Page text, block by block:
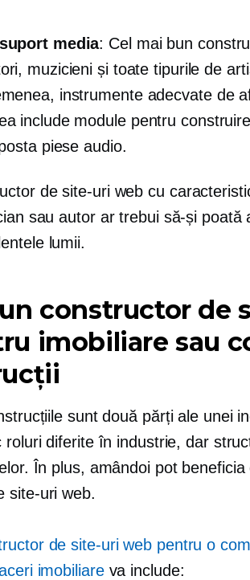
media: Cel mai bun
muzicieni și toate tipurile de
instrumente adecvate de
include module pentru
piese audio.
de site-uri web cu
sau autor ar trebui să-și poată
lumii.
constructor de
imobiliare sau
sunt două părți ale unei
roluri diferite în industrie, dar
În plus, amândoi pot
site-uri web.
de site-uri web pentru o
imobiliareva include: